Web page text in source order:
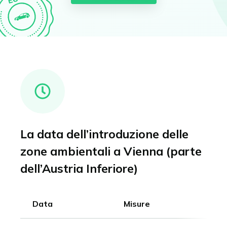
La data dell’introduzione delle
zone ambientali a Vienna (parte
dell’Austria Inferiore)
Data Misure